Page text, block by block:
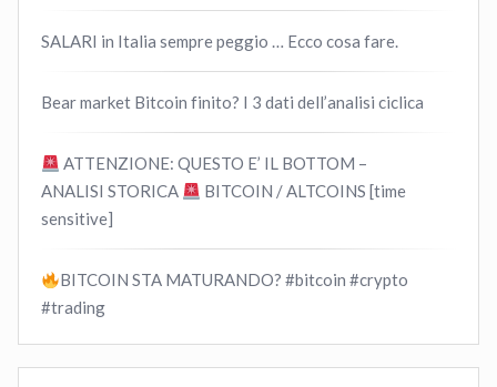
SALARI in Italia sempre peggio … Ecco cosa fare.
Bear market Bitcoin finito? I 3 dati dell’analisi ciclica
ATTENZIONE: QUESTO E’ IL BOTTOM –
ANALISI STORICA
BITCOIN / ALTCOINS [time
sensitive]
BITCOIN STA MATURANDO? #bitcoin #crypto
#trading